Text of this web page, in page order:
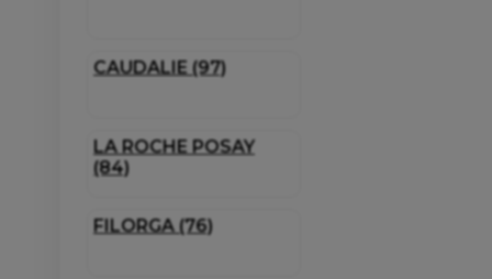
CAUDALIE (97)
LA ROCHE POSAY
(84)
FILORGA (76)